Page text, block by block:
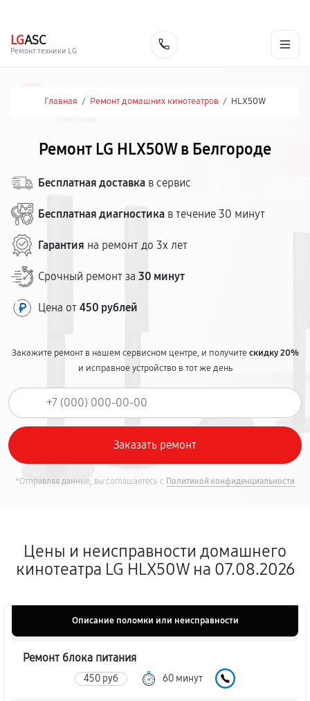
LGASC
Ремонт техники LG
Главная / Ремонт домашних кинотеатров / HLX50W
Ремонт LG HLX50W в Белгороде
Бесплатная доставка в сервис
Бесплатная диагностика в течение 30 минут
Гарантия на ремонт до 3х лет
Срочный ремонт за 30 минут
Цена от 450 рублей
Закажите ремонт в нашем сервисном центре, и получитескидку 20%
и исправное устройство в тот же день
*Отправляя данные, вы соглашаетесь с Политикой конфиденциальности
Цены и неисправности домашнего
кинотеатра LG HLX50W на 07.08.2026
Описание поломки или неисправности
Ремонт блока питания
450 руб 60 минут